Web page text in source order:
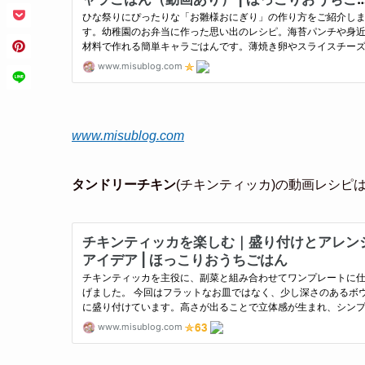
www.misublog.com
タンドリーチキン(チキンティッカ)の動画レシピ